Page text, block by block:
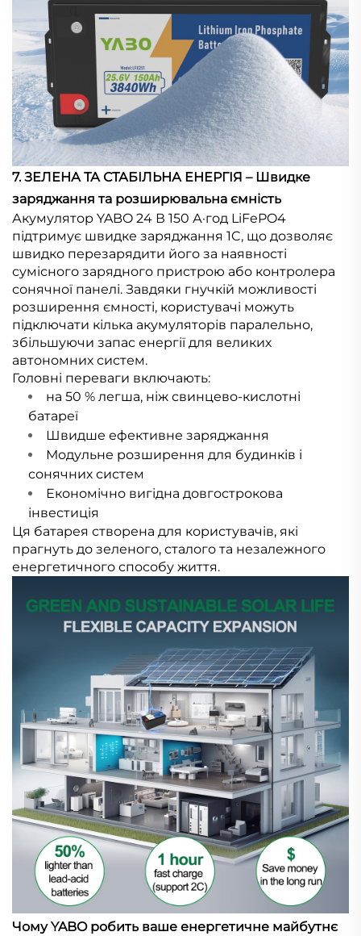
7. ЗЕЛЕНА ТА СТАБІЛЬНА ЕНЕРГІЯ – Швидке
заряджання та розширювальна ємність
Акумулятор YABO 24 В 150 А·год LiFePO4
підтримує швидке заряджання 1C, що дозволяє
швидко перезарядити його за наявності
сумісного зарядного пристрою або контролера
сонячної панелі. Завдяки гнучкій можливості
розширення ємності, користувачі можуть
підключати кілька акумуляторів паралельно,
збільшуючи запас енергії для великих
автономних систем.
Головні переваги включають:
на 50 % легша, ніж свинцево-кислотні
батареї
Швидше ефективне заряджання
Модульне розширення для будинків і
сонячних систем
Економічно вигідна довгострокова
інвестиція
Ця батарея створена для користувачів, які
прагнуть до зеленого, сталого та незалежного
енергетичного способу життя.
Чому YABO робить ваше енергетичне майбутнє